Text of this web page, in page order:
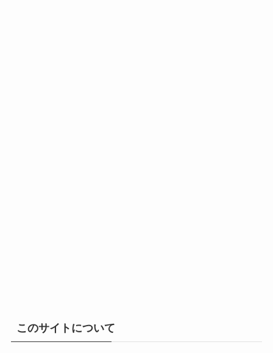
このサイトについて